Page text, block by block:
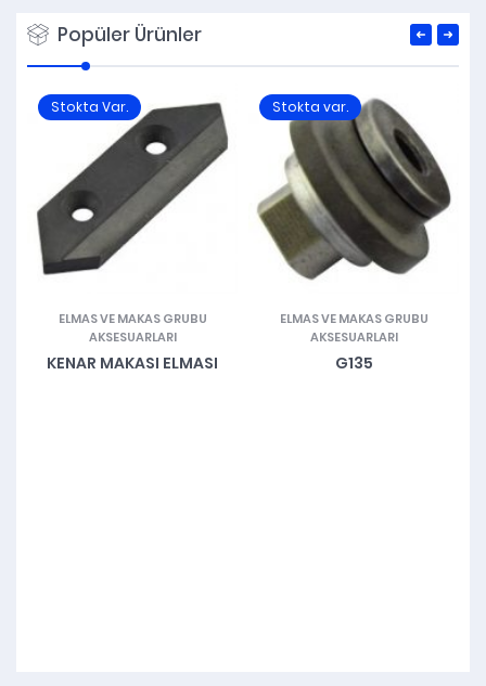
Popüler Ürünler
Stokta Var.
ELMAS VE MAKAS GRUBU
AKSESUARLARI
KENAR MAKASI ELMASI
Stokta var.
ELMAS VE MAKAS GRUBU
AKSESUARLARI
G135